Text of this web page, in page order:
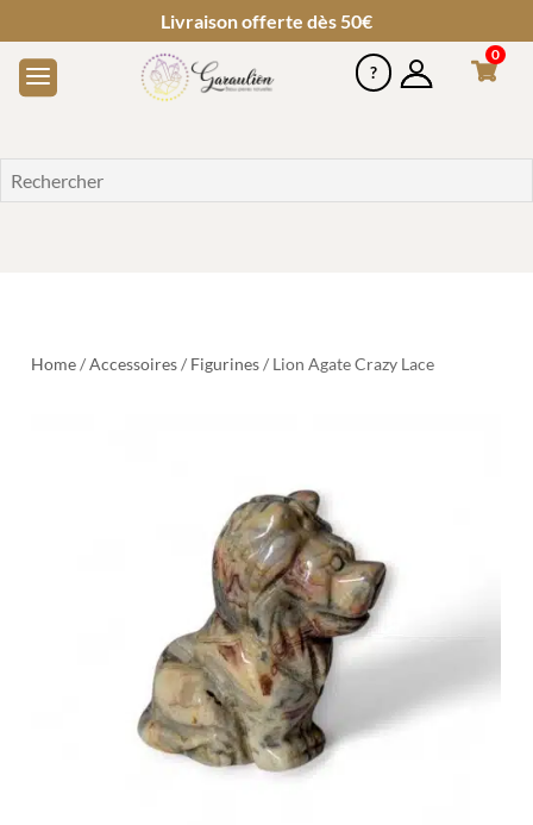
Livraison offerte dès 50€
0
Home/Accessoires/ Figurines/ Lion Agate Crazy Lace